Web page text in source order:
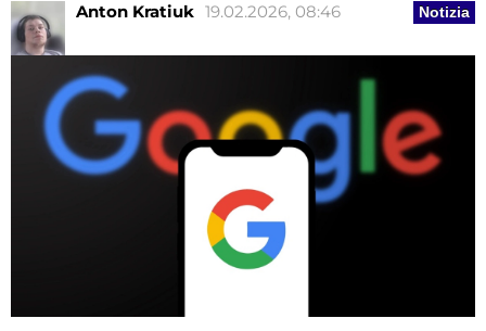
Notizia
Anton Kratiuk 19.02.2026, 08:46